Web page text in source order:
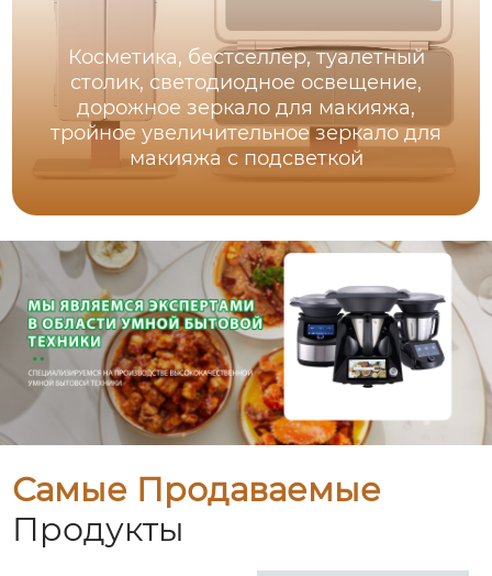
Косметика, бестселлер, туалетный
столик, светодиодное освещение,
дорожное зеркало для макияжа,
тройное увеличительное зеркало для
макияжа с подсветкой
Самые Продаваемые
Продукты